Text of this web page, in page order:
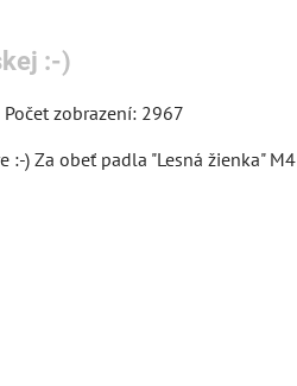
:-)
Počet zobrazení: 2967
:-) Za obeť padla "Lesná žienka" M4